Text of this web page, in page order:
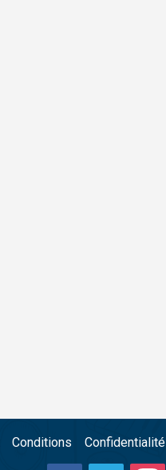
Conditions Confidentialité